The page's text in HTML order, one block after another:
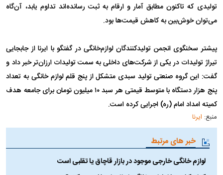
تولیدی که تاکنون مطابق آمار و ارقام به ثبت رسانده‌اند تداوم یابد، آن‌گاه
می‌توان خوش‌بین به کاهش قیمت‌ها بود.
پیشتر سخنگوی انجمن تولیدکنندگان لوازم‌خانگی در گفتگو با ایرنا از جابجایی
تیراژ تولیدات در یکی از شرکت‌های داخلی به سمت تولیدات ارزان‌تر خبر داد و
گفت: این گروه صنعتی تولید سبدی متشکل از پنج قلم لوازم خانگی به تعداد
پنج هزار دستگاه با متوسط قیمتی هر سبد ۱۰ میلیون تومان برای جامعه هدف
کمیته امداد امام (ره) اجرایی کرده است.
منبع: ایرنا
خبر های مرتبط
لوازم خانگی خارجی موجود در بازار قاچاق یا تقلبی است